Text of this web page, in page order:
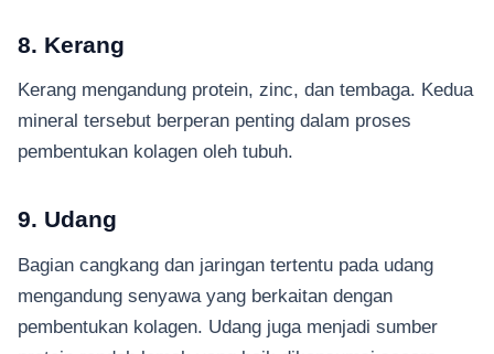
8. Kerang
Kerang mengandung protein, zinc, dan tembaga. Kedua
mineral tersebut berperan penting dalam proses
pembentukan kolagen oleh tubuh.
9. Udang
Bagian cangkang dan jaringan tertentu pada udang
mengandung senyawa yang berkaitan dengan
pembentukan kolagen. Udang juga menjadi sumber